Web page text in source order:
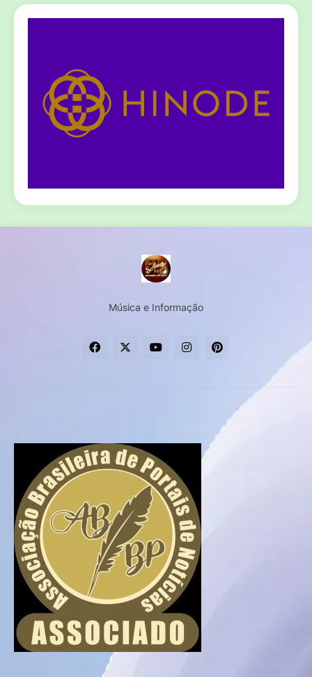
Música e Informação